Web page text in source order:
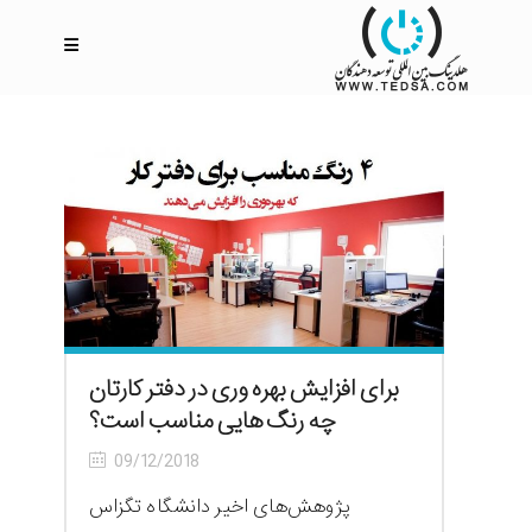
برای افزایش بهره وری در دفتر کارتان
چه رنگ هایی مناسب است؟
09/12/2018
پژوهش‌های اخیر دانشگاه تگزاس